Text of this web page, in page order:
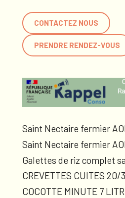
CONTACTEZ NOUS
PRENDRE RENDEZ-VOUS
Saint Nectaire fermier
Saint Nectaire fermier
Galettes de riz complet
CREVETTES CUITES 20/
COCOTTE MINUTE 7